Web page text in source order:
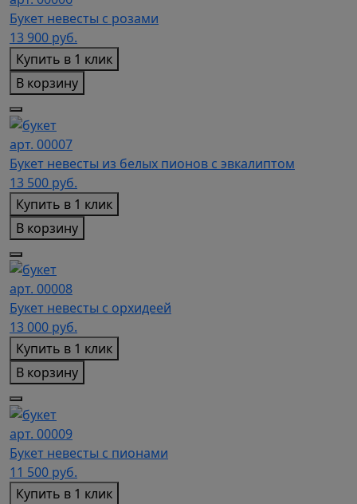
Букет невесты с розами
13 900 руб.
Купить в 1 клик
В корзину
арт. 00007
Букет невесты из белых пионов с эвкалиптом
13 500 руб.
Купить в 1 клик
В корзину
арт. 00008
Букет невесты с орхидеей
13 000 руб.
Купить в 1 клик
В корзину
арт. 00009
Букет невесты с пионами
11 500 руб.
Купить в 1 клик